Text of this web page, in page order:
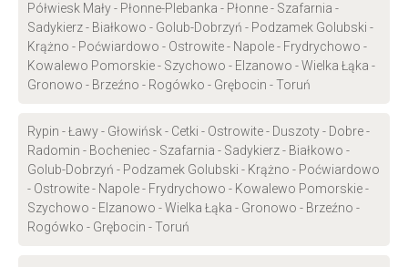
Półwiesk Mały - Płonne-Plebanka - Płonne - Szafarnia -
Sadykierz - Białkowo - Golub-Dobrzyń - Podzamek Golubski -
Krążno - Poćwiardowo - Ostrowite - Napole - Frydrychowo -
Kowalewo Pomorskie - Szychowo - Elzanowo - Wielka Łąka -
Gronowo - Brzeźno - Rogówko - Grębocin - Toruń
Rypin - Ławy - Głowińsk - Cetki - Ostrowite - Duszoty - Dobre -
Radomin - Bocheniec - Szafarnia - Sadykierz - Białkowo -
Golub-Dobrzyń - Podzamek Golubski - Krążno - Poćwiardowo
- Ostrowite - Napole - Frydrychowo - Kowalewo Pomorskie -
Szychowo - Elzanowo - Wielka Łąka - Gronowo - Brzeźno -
Rogówko - Grębocin - Toruń